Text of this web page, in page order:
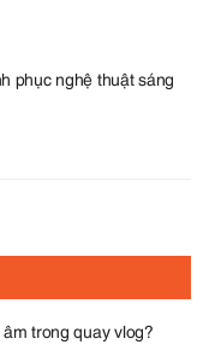
phục nghệ thuật sáng
trong quay vlog?